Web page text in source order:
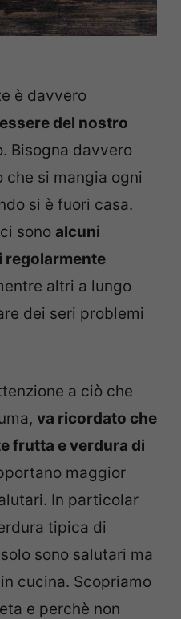
è davvero
del nostro
Bisogna davvero
che si mangia ogni
si è fuori casa.
sono alcuni
regolarmente
altri a lungo
dei seri problemi
a ciò che
va ricordato che
frutta e verdura di
maggior
In particolar
tipica di
sono salutari ma
cucina. Scopriamo
e perchè non